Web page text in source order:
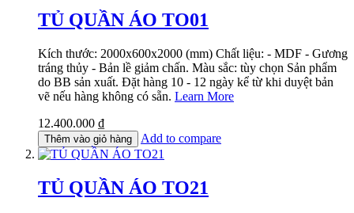
TỦ QUẦN ÁO TO01
Kích thước: 2000x600x2000 (mm) Chất liệu: - MDF - Gương
tráng thủy - Bản lề giảm chấn. Màu sắc: tùy chọn Sản phẩm
do BB sản xuất. Đặt hàng 10 - 12 ngày kể từ khi duyệt bản
vẽ nếu hàng không có sẵn. Learn More
12.400.000 ₫
Thêm vào giỏ hàng Add to compare
TỦ QUẦN ÁO TO21